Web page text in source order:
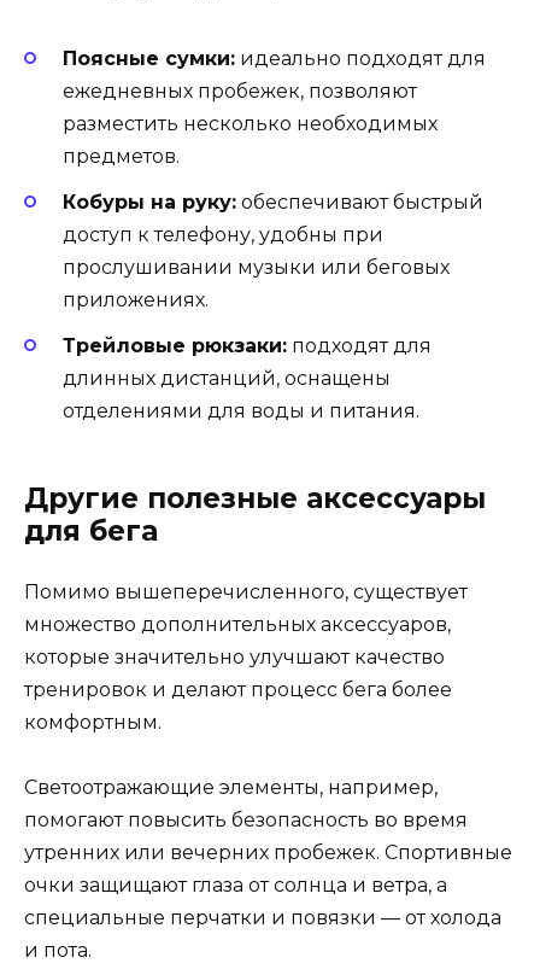
Поясные сумки: идеально подходят для
ежедневных пробежек, позволяют
разместить несколько необходимых
предметов.
Кобуры на руку: обеспечивают быстрый
доступ к телефону, удобны при
прослушивании музыки или беговых
приложениях.
Трейловые рюкзаки: подходят для
длинных дистанций, оснащены
отделениями для воды и питания.
Другие полезные аксессуары
для бега
Помимо вышеперечисленного, существует
множество дополнительных аксессуаров,
которые значительно улучшают качество
тренировок и делают процесс бега более
комфортным.
Светоотражающие элементы, например,
помогают повысить безопасность во время
утренних или вечерних пробежек. Спортивные
очки защищают глаза от солнца и ветра, а
специальные перчатки и повязки — от холода
и пота.